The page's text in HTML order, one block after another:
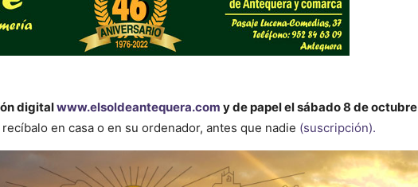
digitalwww.elsoldeantequera.com y de papel el sábado 8 de octubre
recíbalo en casa o en su ordenador, antes que nadie (suscripción).